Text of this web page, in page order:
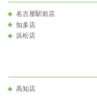
名古屋駅前店
知多店
浜松店
高知店